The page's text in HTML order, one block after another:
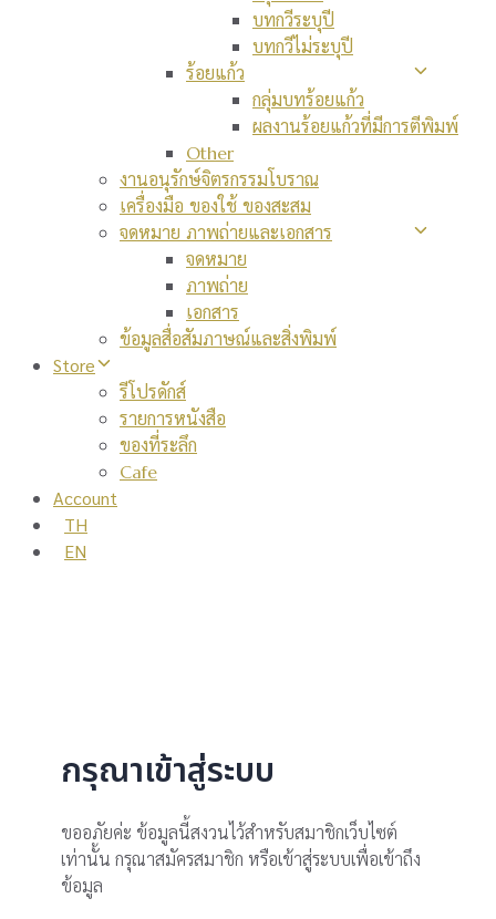
บทกวีระบุปี
บทกวีไม่ระบุปี
ร้อยแก้ว
กลุ่มบทร้อยแก้ว
ผลงานร้อยแก้วที่มีการตีพิมพ์
Other
งานอนุรักษ์จิตรกรรมโบราณ
เครื่องมือ ของใช้ ของสะสม
จดหมาย ภาพถ่ายและเอกสาร
จดหมาย
ภาพถ่าย
เอกสาร
ข้อมูลสื่อสัมภาษณ์และสิ่งพิมพ์
Store
รีโปรดักส์
รายการหนังสือ
ของที่ระลึก
Cafe
Account
TH
EN
กรุณาเข้าสู่ระบบ
ขออภัยค่ะ ข้อมูลนี้สงวนไว้สำหรับสมาชิกเว็บไซต์
เท่านั้น กรุณาสมัครสมาชิก หรือเข้าสู่ระบบเพื่อเข้าถึง
ข้อมูล